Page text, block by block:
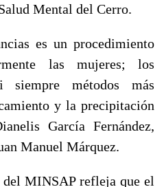
Mental del Cerro.
es un procedimiento
las mujeres; los
siempre métodos más
y la precipitación
García Fernández,
Manuel Márquez.
MINSAP refleja que el